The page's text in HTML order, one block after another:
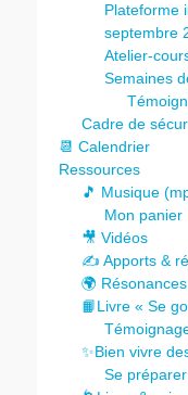
Plateforme
septembre
Atelier-
Semaines
Cadre de
📆 Calendrier
Ressources
🎵 Musique
Mon panier
🎥 Vidéos
✍️ Apports &
🌍
📙Livre « Se
✨Bien vivre
Se